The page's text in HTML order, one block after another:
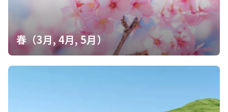
春（3月, 4月, 5月）